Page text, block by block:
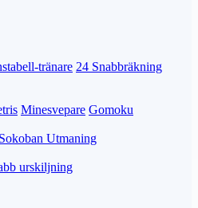
tränare 24 Snabbräkning
Minesvepare Gomoku
Sokoban Utmaning
urskiljning